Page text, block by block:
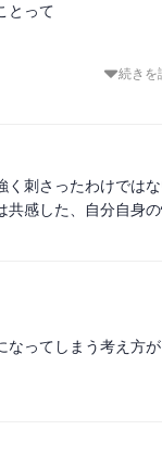
とって
とのこと
続きを
刺さったわけでは
感した、自分自身
ってしまう考え方